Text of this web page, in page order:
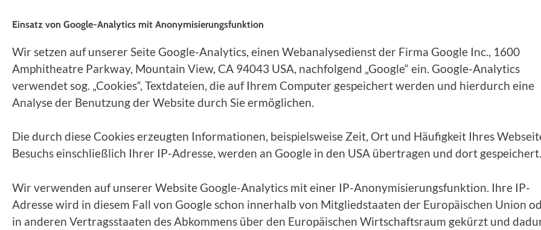
Einsatz von Google-Analytics mit Anonymisierungsfunktion
Wir setzen auf unserer Seite Google-Analytics, einen Webanalysedienst der Firma Google Inc., 1600
Amphitheatre Parkway, Mountain View, CA 94043 USA, nachfolgend „Google“ ein. Google-Analytics
verwendet sog. „Cookies“, Textdateien, die auf Ihrem Computer gespeichert werden und hierdurch eine
Analyse der Benutzung der Website durch Sie ermöglichen.
Die durch diese Cookies erzeugten Informationen, beispielsweise Zeit, Ort und Häufigkeit Ihres
Besuchs einschließlich Ihrer IP-Adresse, werden an Google in den USA übertragen und dort gespeichert.
Wir verwenden auf unserer Website Google-Analytics mit einer IP-Anonymisierungsfunktion. Ihre IP-
Adresse wird in diesem Fall von Google schon innerhalb von Mitgliedstaaten der Europäischen Union
in anderen Vertragsstaaten des Abkommens über den Europäischen Wirtschaftsraum gekürzt und